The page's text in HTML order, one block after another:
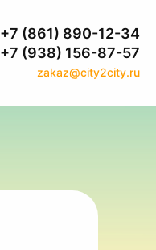
+7 (861) 890-12-34
+7 (938) 156-87-57
zakaz@city2city.ru